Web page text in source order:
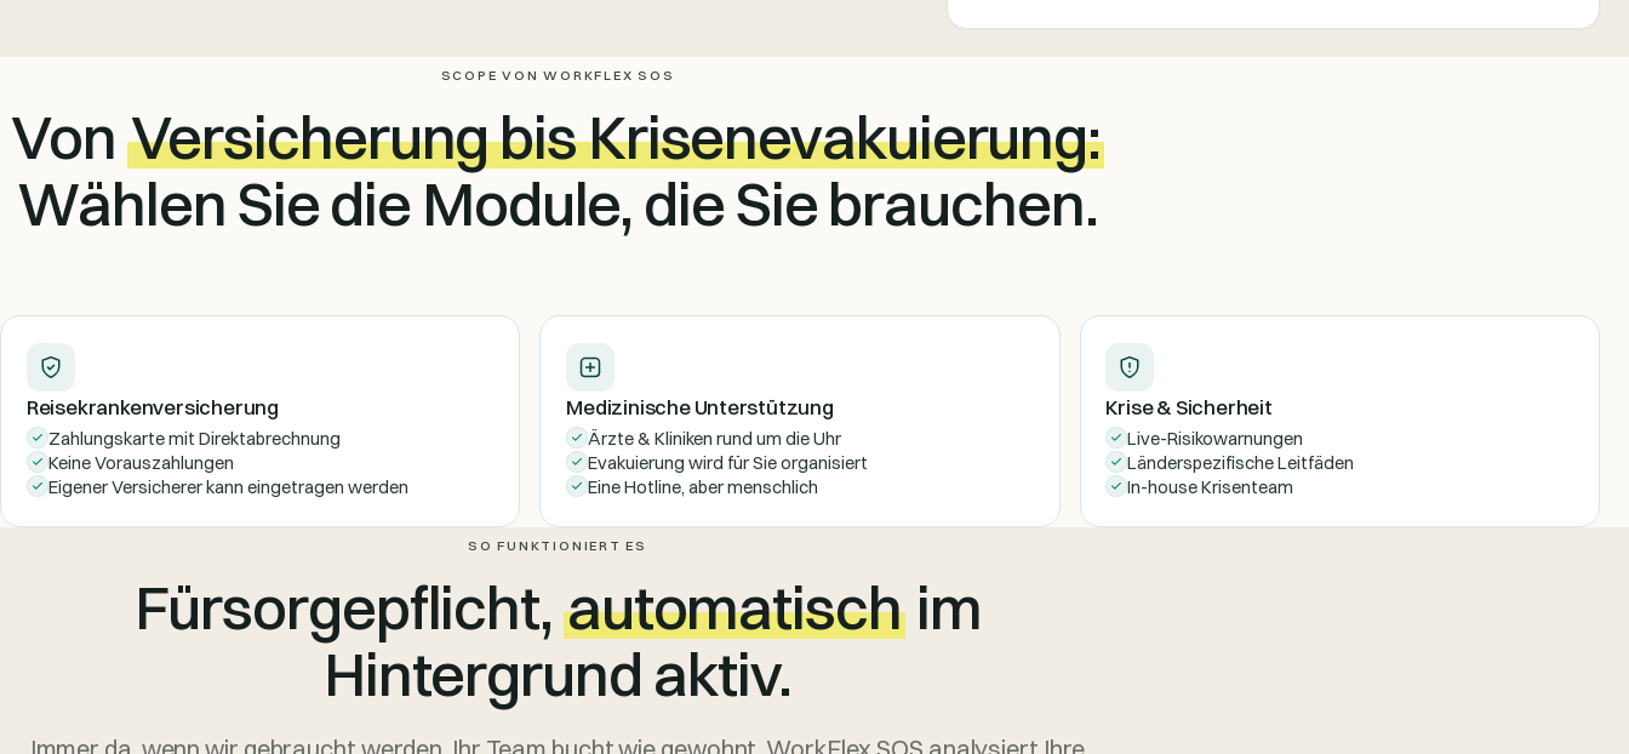
SCOPE VON WORKFLEX SOS
Von Versicherung bis Krisenevakuierung:
Wählen Sie die Module, die Sie brauchen.
Reisekrankenversicherung
Zahlungskarte mit Direktabrechnung
Keine Vorauszahlungen
Eigener Versicherer kann eingetragen werden
Medizinische Unterstützung
Ärzte & Kliniken rund um die Uhr
Evakuierung wird für Sie organisiert
Eine Hotline, aber menschlich
Krise & Sicherheit
Live-Risikowarnungen
Länderspezifische Leitfäden
In-house Krisenteam
SO FUNKTIONIERT ES
Fürsorgepflicht, automatischim
Hintergrund aktiv.